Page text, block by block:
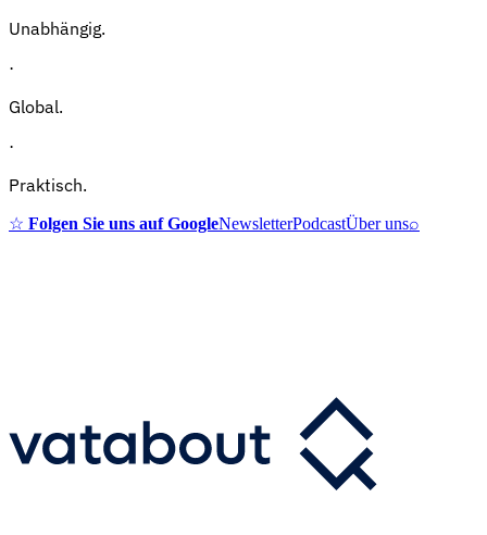
Unabhängig.
·
Global.
·
Praktisch.
☆ Folgen Sie uns auf GoogleNewsletterPodcastÜber uns⌕